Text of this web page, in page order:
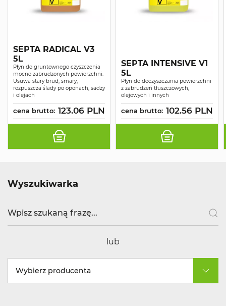
SEPTA RADICAL V3
5L
Płyn do gruntownego czyszczenia
mocno zabrudzonych powierzchni.
Usuwa stary brud, smary,
rozpuszcza ślady po oponach, sadzy
i olejach
cena brutto: 123.06 PLN
SEPTA INTENSIVE V1
5L
Płyn do doczyszczania powierzchni
z zabrudzeń tłuszczowych,
olejowych i innych
cena brutto: 102.56 PLN
Wyszukiwarka
lub
Wybierz producenta